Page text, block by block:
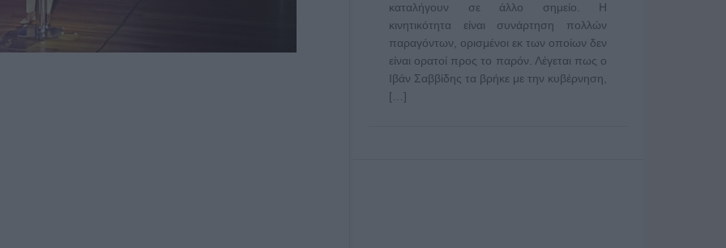
καταλήγουν σε άλλο σημείο. Η
κινητικότητα είναι συνάρτηση πολλών
παραγόντων, ορισμένοι εκ των οποίων δεν
είναι ορατοί προς το παρόν. Λέγεται πως ο
Ιβάν Σαββίδης τα βρήκε με την κυβέρνηση,
[…]